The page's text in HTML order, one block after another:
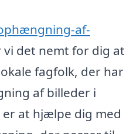
af-
vi det nemt for dig at
fagfolk, der har
af billeder i
er at hjælpe dig med